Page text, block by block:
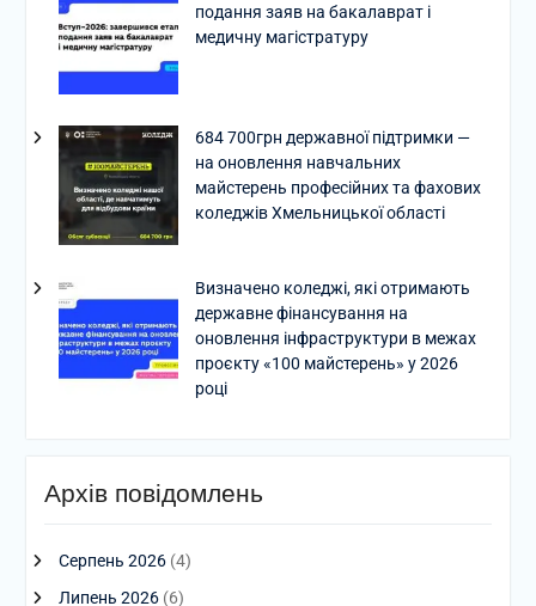
подання заяв на бакалаврат і
медичну магістратуру
684 700грн державної підтримки —
на оновлення навчальних
майстерень професійних та фахових
коледжів Хмельницької області
Визначено коледжі, які отримають
державне фінансування на
оновлення інфраструктури в межах
проєкту «100 майстерень» у 2026
році
Архів повідомлень
Серпень 2026(4)
Липень 2026(6)